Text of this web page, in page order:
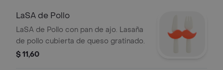
LaSA de Pollo
LaSA de Pollo con pan de ajo. Lasaña
de pollo cubierta de queso gratinado.
$ 11,60